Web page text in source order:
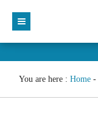
You are here : Home-